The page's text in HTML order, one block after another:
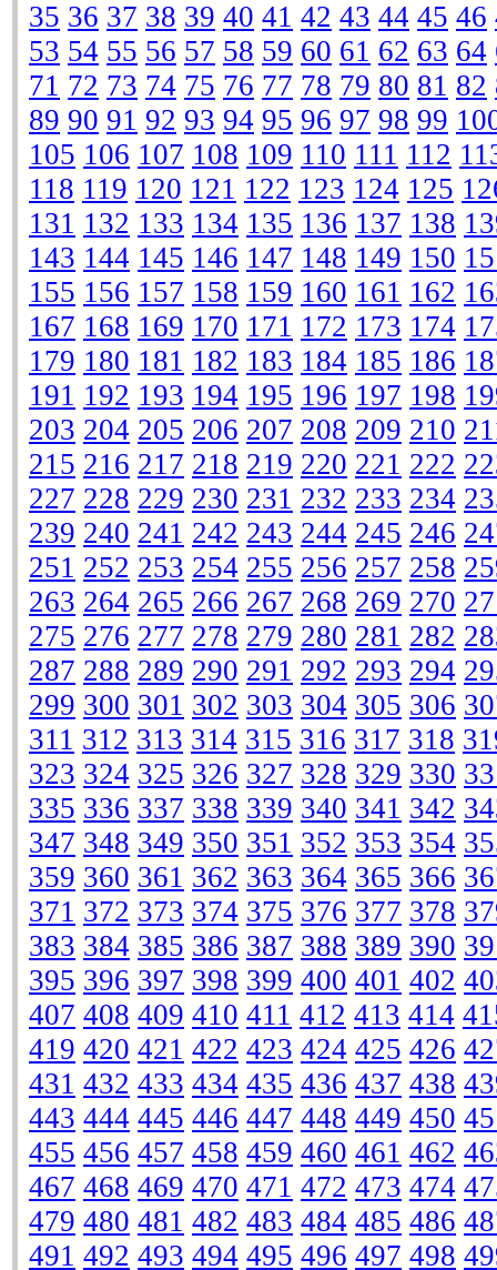
35 36 37 38 39 40 41 42 43 44 45 46
53 54 55 56 57 58 59 60 61 62 63 64
71 72 73 74 75 76 77 78 79 80 81 82
89 90 91 92 93 94 95 96 97 98 99
105 106 107 108 109 110 111 112
118 119 120 121 122 123 124 125
131 132 133 134 135 136 137 138
143 144 145 146 147 148 149 150
155 156 157 158 159 160 161 162
167 168 169 170 171 172 173 174
179 180 181 182 183 184 185 186
191 192 193 194 195 196 197 198
203 204 205 206 207 208 209 210
215 216 217 218 219 220 221 222
227 228 229 230 231 232 233 234
239 240 241 242 243 244 245 246
251 252 253 254 255 256 257 258
263 264 265 266 267 268 269 270
275 276 277 278 279 280 281 282
287 288 289 290 291 292 293 294
299 300 301 302 303 304 305 306
311 312 313 314 315 316 317 318
323 324 325 326 327 328 329 330
335 336 337 338 339 340 341 342
347 348 349 350 351 352 353 354
359 360 361 362 363 364 365 366
371 372 373 374 375 376 377 378
383 384 385 386 387 388 389 390
395 396 397 398 399 400 401 402
407 408 409 410 411 412 413 414
419 420 421 422 423 424 425 426
431 432 433 434 435 436 437 438
443 444 445 446 447 448 449 450
455 456 457 458 459 460 461 462
467 468 469 470 471 472 473 474
479 480 481 482 483 484 485 486
491 492 493 494 495 496 497 498